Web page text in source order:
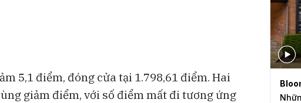
5,1 điểm, đóng cửa tại 1.798,61 điểm. Hai
giảm điểm, với số điểm mất đi tương ứng
BAM Studios
Bong bóng AI có thể kéo vốn